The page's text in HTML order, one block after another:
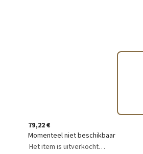
79,22 €
Momenteel niet beschikbaar
Het item is uitverkocht…